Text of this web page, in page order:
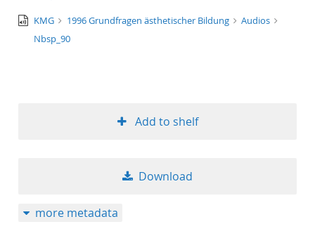
audio/x-
wav
KMG 1996 Grundfragen ästhetischer Bildung
Audios
Nbsp_90
Add to shelf
Download
more metadata